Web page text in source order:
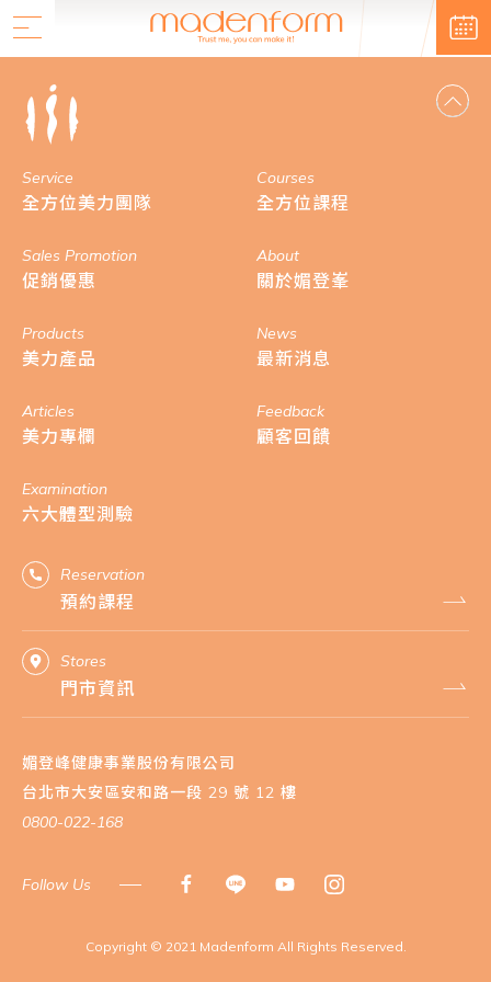
Service
全方位美力團隊
Courses
全方位課程
Sales Promotion
促銷優惠
About
關於媚登峯
Products
美力產品
News
最新消息
Articles
美力專欄
Feedback
顧客回饋
Examination
六大體型測驗
Reservation
預約課程
Stores
門市資訊
媚登峰健康事業股份有限公司
台北市大安區安和路一段 29 號 12 樓
0800-022-168
Follow Us
​Copyright © 2021 Madenform All Rights Reserved.